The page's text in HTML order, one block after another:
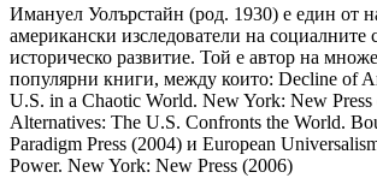
Имануел Уолърстайн (род. 1930) е един от
американски изследователи на социалните
историческо развитие. Той е автор на
популярни книги, между които: Decline of
U.S. in a Chaotic World. New York: New Press
Alternatives: The U.S. Confronts the World.
Paradigm Press (2004) и European
Power. New York: New Press (2006)